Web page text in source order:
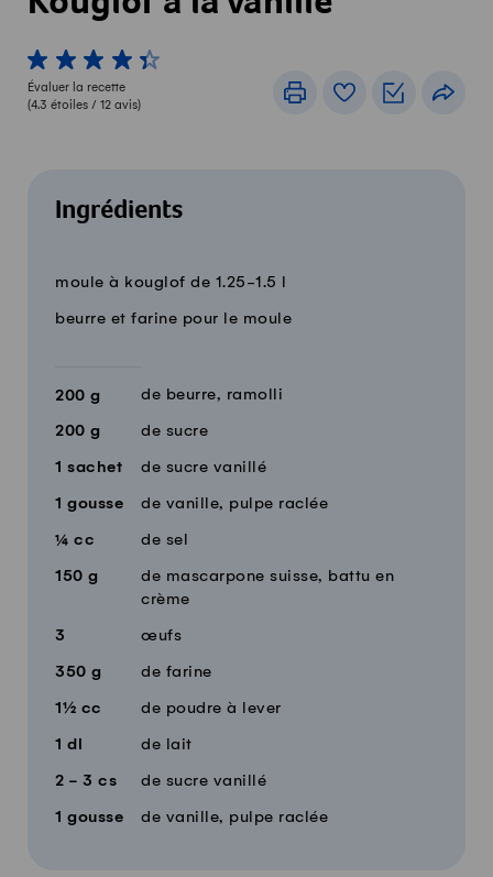
1 von 5 étoiles
2 von 5 étoiles
3 von 5 étoiles
4 von 5 étoiles
5 von 5 étoiles
Évaluer la recette
(4.3 étoiles / 12 avis)
ImprimerLivre de recettes
Listes de
Ingrédients
12 parts
Quantité Ingrédients
moule à kouglof de 1.25-1.5 l
beurre et farine pour le moule
200 g de beurre, ramolli
200 g de sucre
1 sachet de sucre vanillé
1 gousse de vanille, pulpe raclée
¼ cc de sel
150 g
de mascarpone suisse, battu en
crème
3 œufs
350 g de farine
1½ cc de poudre à lever
1 dl de lait
2 - 3 cs de sucre vanillé
1 gousse de vanille, pulpe raclée